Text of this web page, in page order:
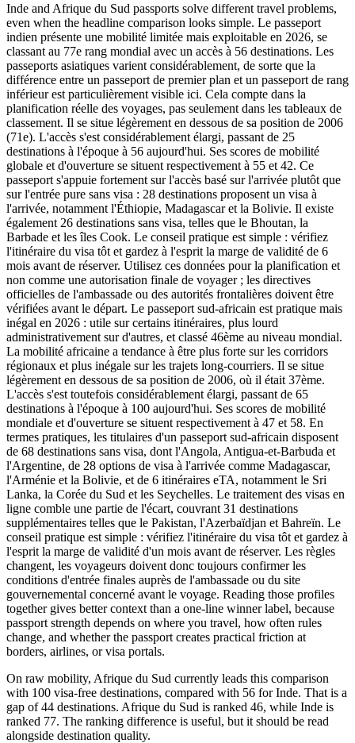
Inde and Afrique du Sud passports solve different travel problems,
even when the headline comparison looks simple. Le passeport
indien présente une mobilité limitée mais exploitable en 2026, se
classant au 77e rang mondial avec un accès à 56 destinations. Les
passeports asiatiques varient considérablement, de sorte que la
différence entre un passeport de premier plan et un passeport de rang
inférieur est particulièrement visible ici. Cela compte dans la
planification réelle des voyages, pas seulement dans les tableaux de
classement. Il se situe légèrement en dessous de sa position de 2006
(71e). L'accès s'est considérablement élargi, passant de 25
destinations à l'époque à 56 aujourd'hui. Ses scores de mobilité
globale et d'ouverture se situent respectivement à 55 et 42. Ce
passeport s'appuie fortement sur l'accès basé sur l'arrivée plutôt que
sur l'entrée pure sans visa : 28 destinations proposent un visa à
l'arrivée, notamment l'Éthiopie, Madagascar et la Bolivie. Il existe
également 26 destinations sans visa, telles que le Bhoutan, la
Barbade et les îles Cook. Le conseil pratique est simple : vérifiez
l'itinéraire du visa tôt et gardez à l'esprit la marge de validité de 6
mois avant de réserver. Utilisez ces données pour la planification et
non comme une autorisation finale de voyager ; les directives
officielles de l'ambassade ou des autorités frontalières doivent être
vérifiées avant le départ. Le passeport sud-africain est pratique mais
inégal en 2026 : utile sur certains itinéraires, plus lourd
administrativement sur d'autres, et classé 46ème au niveau mondial.
La mobilité africaine a tendance à être plus forte sur les corridors
régionaux et plus inégale sur les trajets long-courriers. Il se situe
légèrement en dessous de sa position de 2006, où il était 37ème.
L'accès s'est toutefois considérablement élargi, passant de 65
destinations à l'époque à 100 aujourd'hui. Ses scores de mobilité
mondiale et d'ouverture se situent respectivement à 47 et 58. En
termes pratiques, les titulaires d'un passeport sud-africain disposent
de 68 destinations sans visa, dont l'Angola, Antigua-et-Barbuda et
l'Argentine, de 28 options de visa à l'arrivée comme Madagascar,
l'Arménie et la Bolivie, et de 6 itinéraires eTA, notamment le Sri
Lanka, la Corée du Sud et les Seychelles. Le traitement des visas en
ligne comble une partie de l'écart, couvrant 31 destinations
supplémentaires telles que le Pakistan, l'Azerbaïdjan et Bahreïn. Le
conseil pratique est simple : vérifiez l'itinéraire du visa tôt et gardez à
l'esprit la marge de validité d'un mois avant de réserver. Les règles
changent, les voyageurs doivent donc toujours confirmer les
conditions d'entrée finales auprès de l'ambassade ou du site
gouvernemental concerné avant le voyage. Reading those profiles
together gives better context than a one-line winner label, because
passport strength depends on where you travel, how often rules
change, and whether the passport creates practical friction at
borders, airlines, or visa portals.
On raw mobility, Afrique du Sud currently leads this comparison
with 100 visa-free destinations, compared with 56 for Inde. That is a
gap of 44 destinations. Afrique du Sud is ranked 46, while Inde is
ranked 77. The ranking difference is useful, but it should be read
alongside destination quality.